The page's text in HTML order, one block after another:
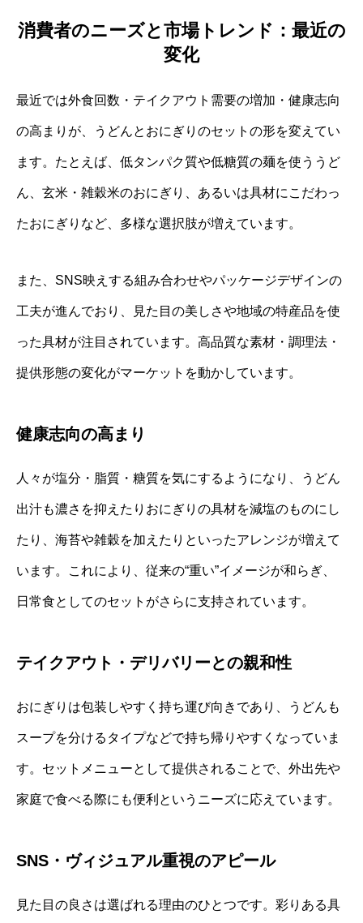
消費者のニーズと市場トレンド：最近の
変化
最近では外食回数・テイクアウト需要の増加・健康志向
の高まりが、うどんとおにぎりのセットの形を変えてい
ます。たとえば、低タンパク質や低糖質の麺を使ううど
ん、玄米・雑穀米のおにぎり、あるいは具材にこだわっ
たおにぎりなど、多様な選択肢が増えています。
また、SNS映えする組み合わせやパッケージデザインの
工夫が進んでおり、見た目の美しさや地域の特産品を使
った具材が注目されています。高品質な素材・調理法・
提供形態の変化がマーケットを動かしています。
健康志向の高まり
人々が塩分・脂質・糖質を気にするようになり、うどん
出汁も濃さを抑えたりおにぎりの具材を減塩のものにし
たり、海苔や雑穀を加えたりといったアレンジが増えて
います。これにより、従来の“重い”イメージが和らぎ、
日常食としてのセットがさらに支持されています。
テイクアウト・デリバリーとの親和性
おにぎりは包装しやすく持ち運び向きであり、うどんも
スープを分けるタイプなどで持ち帰りやすくなっていま
す。セットメニューとして提供されることで、外出先や
家庭で食べる際にも便利というニーズに応えています。
SNS・ヴィジュアル重視のアピール
見た目の良さは選ばれる理由のひとつです。彩りある具